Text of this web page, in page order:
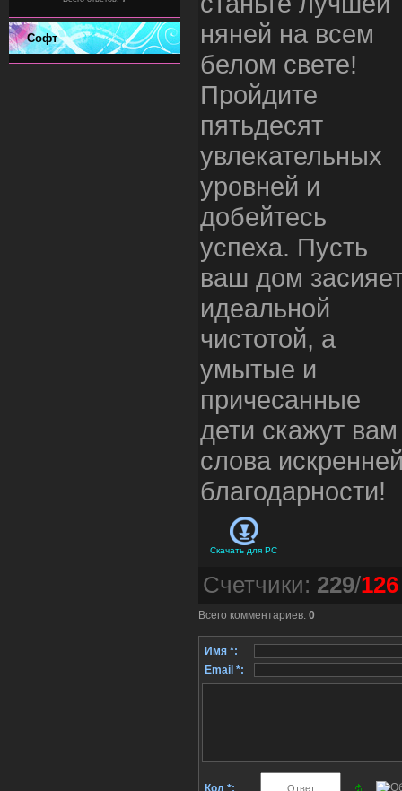
Софт
няней на всем
белом свете!
Пройдите
пятьдесят
увлекательных
уровней и
добейтесь
успеха. Пусть
ваш дом
идеальной
чистотой, а
умытые и
причесанные
дети скажут вам
слова
благодарности!
Скачать для PC
Счетчики: 229/126
Всего комментариев: 0
Имя *:
Email *:
Код *: